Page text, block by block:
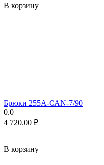
В корзину
Брюки 255A-CAN-7/90
0.0
4 720.00 ₽
В корзину